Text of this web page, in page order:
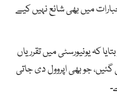
میں بھی شائع نہیں کیے
کہ یونیورسٹی میں تقرریاں
جو بھی اپروول دی جاتی